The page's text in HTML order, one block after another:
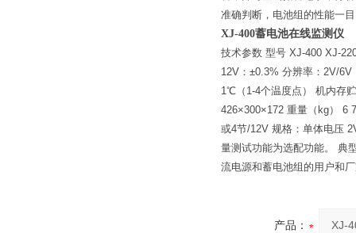
准确判断，电池组的性能一
XJ-400蓄电池在线监测仪
技术参数 型号 XJ-400 XJ-
12V：±0.3% 分辨率：2V/
1℃（1-4个温度点） 机内存
426×300×172 重量（kg） 6
或4节/12V 规格：单体电压
量测试功能为选配功能。 典
流电源和蓄电池组的用户和
产品：